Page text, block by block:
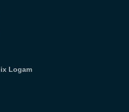
Logam